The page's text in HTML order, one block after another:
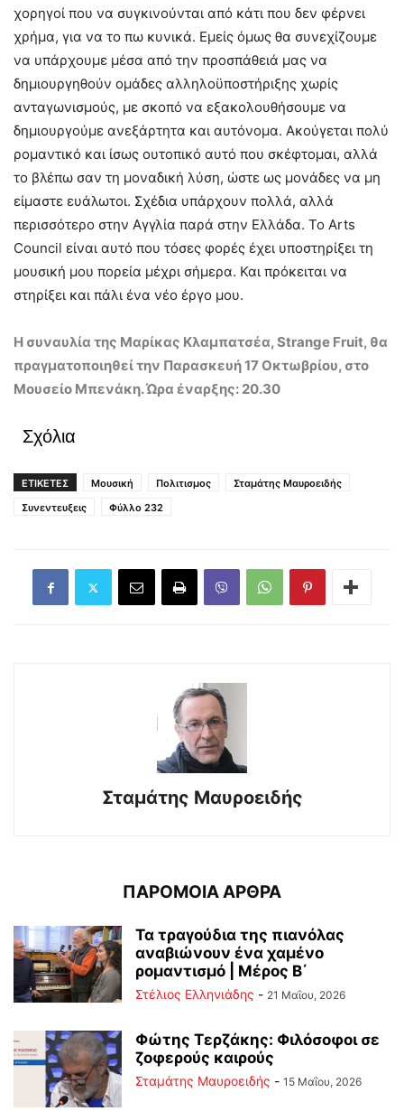
χορηγοί που να συγκινούνται από κάτι που δεν φέρνει
χρήμα, για να το πω κυνικά. Εμείς όμως θα συνεχίζουμε
να υπάρχουμε μέσα από την προσπάθειά μας να
δημιουργηθούν ομάδες αλληλοϋποστήριξης χωρίς
ανταγωνισμούς, με σκοπό να εξακολουθήσουμε να
δημιουργούμε ανεξάρτητα και αυτόνομα. Ακούγεται πολύ
ρομαντικό και ίσως ουτοπικό αυτό που σκέφτομαι, αλλά
το βλέπω σαν τη μοναδική λύση, ώστε ως μονάδες να μη
είμαστε ευάλωτοι. Σχέδια υπάρχουν πολλά, αλλά
περισσότερο στην Αγγλία παρά στην Ελλάδα. Το Arts
Council είναι αυτό που τόσες φορές έχει υποστηρίξει τη
μουσική μου πορεία μέχρι σήμερα. Και πρόκειται να
στηρίξει και πάλι ένα νέο έργο μου.
Η συναυλία της Μαρίκας Κλαμπατσέα, Strange Fruit, θα
πραγματοποιηθεί την Παρασκευή 17 Οκτωβρίου, στο
Μουσείο Μπενάκη. Ώρα έναρξης: 20.30
Σχόλια
ΕΤΙΚΕΤΕΣ Μουσική Πολιτισμος
Σταμάτης Μαυροειδής
Συνεντευξεις
Φύλλο 232
Σταμάτης Μαυροειδής
ΠΑΡΟΜΟΙΑ ΑΡΘΡΑ
Τα τραγούδια της πιανόλας
αναβιώνουν ένα χαμένο
ρομαντισμό | Μέρος Β΄
Στέλιος Ελληνιάδης - 21 Μαΐου, 2026
Φώτης Τερζάκης: Φιλόσοφοι σε
ζοφερούς καιρούς
Σταμάτης Μαυροειδής - 15 Μαΐου, 2026